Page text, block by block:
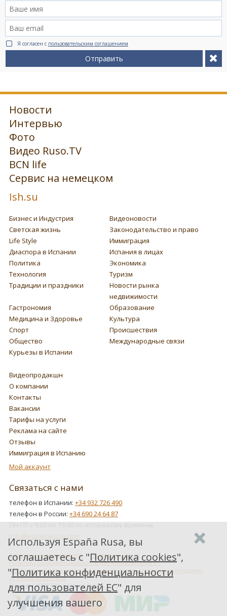
Я согласен с пользовательским соглашением
Отправить
Новости
Интервью
Фото
Видео Ruso.TV
BCN life
Сервис на немецком
Ish.su
Бизнес и Индустрия
Видеоновости
Светская жизнь
Законодательство и право
Life Style
Иммиграция
Диаспора в Испании
Испания в лицах
Политика
Экономика
Технология
Туризм
Традиции и праздники
Новости рынка
недвижимости
Гастрономия
Образование
Медицина и Здоровье
Культура
Спорт
Происшествия
Общество
Международные связи
Курьезы в Испании
Видеопродакшн
О компании
Контакты
Вакансии
Тарифы на услуги
Реклама на сайте
Отзывы
Иммиграция в Испанию
Мой аккаунт
Связаться с нами
телефон в Испании: +34 932 726 490
телефон в России: +34 690 24 64 87
ПН-ПТ с 9:00 по 19:00 по испанскому времени.
info@espanarusa.com
Соглашение пользователя
Политика cookies
Политика конфиденциальности для пользователей ЕС
Как Google обрабатывает информацию о пользователях, получаемую
от наших партнеров
Copyright ©2007-2026 Espana Rusa
Используя España Rusa, вы
соглашаетесь с "Политика cookies",
"Политика конфиденциальности
для пользователей ЕС" для
улучшения вашего